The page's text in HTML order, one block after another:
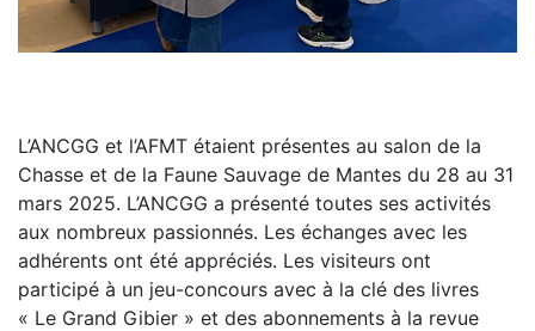
L’ANCGG et l’AFMT étaient présentes au salon de la
Chasse et de la Faune Sauvage de Mantes du 28 au 31
mars 2025. L’ANCGG a présenté toutes ses activités
aux nombreux passionnés. Les échanges avec les
adhérents ont été appréciés. Les visiteurs ont
participé à un jeu-concours avec à la clé des livres
« Le Grand Gibier » et des abonnements à la revue